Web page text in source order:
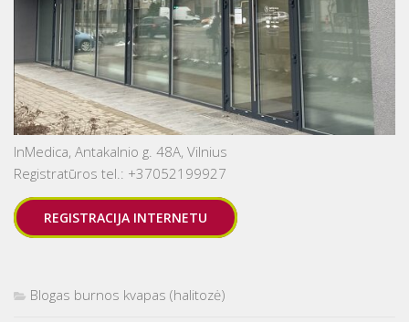
InMedica, Antakalnio g. 48A, Vilnius
Registratūros tel.: +37052199927
REGISTRACIJA INTERNETU
Blogas burnos kvapas (halitozė)